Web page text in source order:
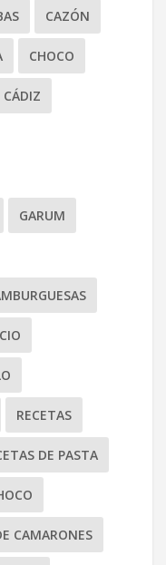
CAZÓN
CHOCO
CÁDIZ
GARUM
RECETAS
DE PASTA
CAMARONES